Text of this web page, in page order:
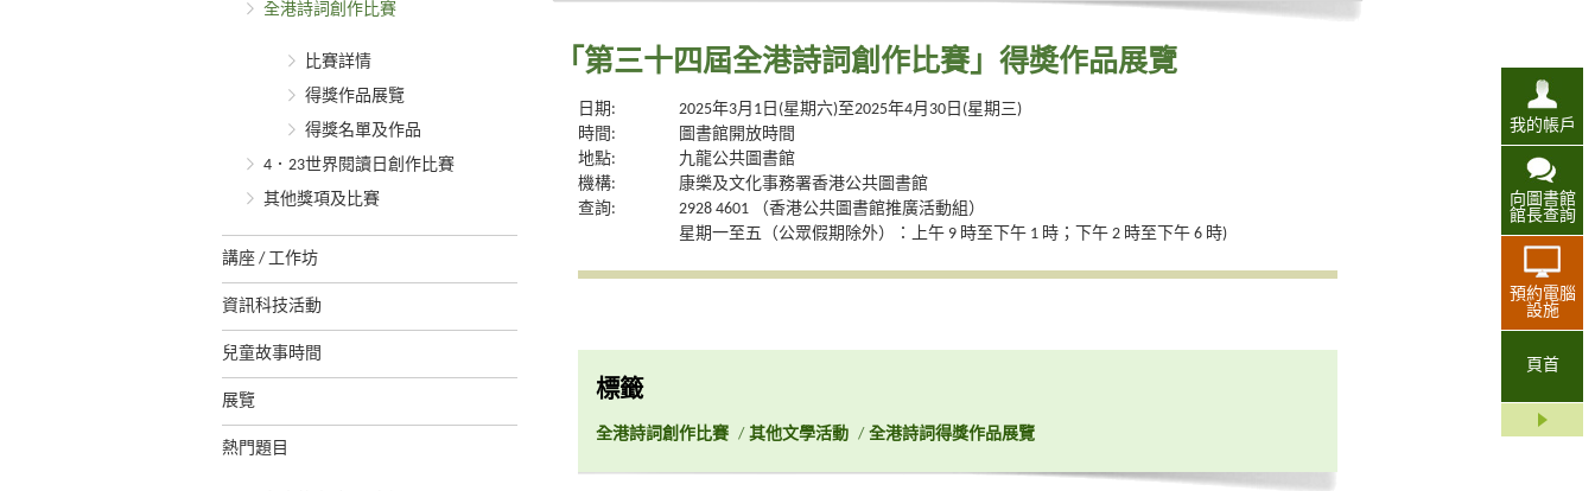
我的帳戶
向圖書館
館長查詢
預約電腦
設施
頁首
全港詩詞創作比賽
比賽詳情
得獎作品展覽
得獎名單及作品
4．23世界閱讀日創作比賽
其他獎項及比賽
講座 / 工作坊
資訊科技活動
兒童故事時間
展覽
熱門題目
「第三十四屆全港詩詞創作比賽」得奬作品展覽
日期:
2025年3月1日(星期六)至2025年4月30日(星期三)
時間:
圖書館開放時間
地點:
九龍公共圖書館
機構:
康樂及文化事務署香港公共圖書館
查詢:
2928 4601 （香港公共圖書館推廣活動組）
星期一至五（公眾假期除外）：上午 9 時至下午 1 時；下午 2 時至下午 6 時)
標籤
全港詩詞創作比賽 / 其他文學活動 / 全港詩詞得獎作品展覽